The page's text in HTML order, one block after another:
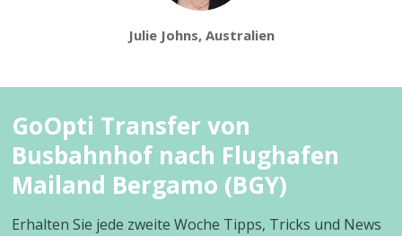
Julie Johns, Australien
GoOpti Transfer von
Busbahnhof nach Flughafen
Mailand Bergamo (BGY)
Erhalten Sie jede zweite Woche Tipps, Tricks und News